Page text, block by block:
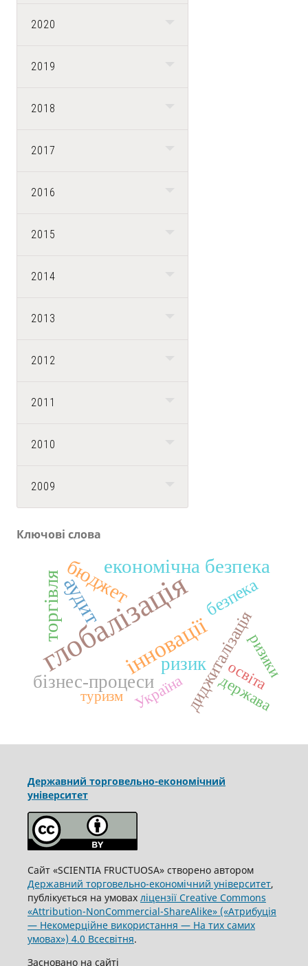
2020
2019
2018
2017
2016
2015
2014
2013
2012
2011
2010
2009
Ключові слова
глобалізація
інновації
аудит
торгівля
економічна безпека
бюджет
бізнес-процеси
ризикдиджиталізація
безпека
держава
освіта
Україна
ризики
туризм
Державний торговельно-економічний
університет
Сайт «SCIENTIA FRUCTUOSA» створено автором
Державний торговельно-економічний університет,
публікується на умовах ліцензії Creative Commons
«Attribution-NonCommercial-ShareAlike» («Атрибуція
— Некомерційне використання — На тих самих
умовах») 4.0 Всесвітня.
Засновано на сайті